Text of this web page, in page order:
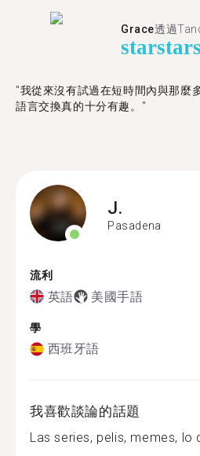
Grace透過
starstar
"我從來沒有試過在短時間內與那麼
語言交換真的十分有趣。"
J.
Pasadena
流利
英語 美國手語
學
西班牙語
我喜歡談論的話題
Las series, pelis, memes, lo